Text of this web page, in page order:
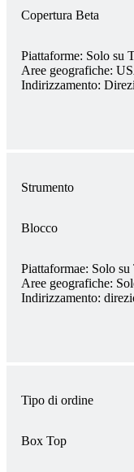
Copertura Beta
Piattaforme: Solo su
Aree geografiche:
Indirizzamento:
Strumento
Blocco
Piattaformae: Solo su
Aree geografiche:
Indirizzamento:
Tipo di ordine
Box Top